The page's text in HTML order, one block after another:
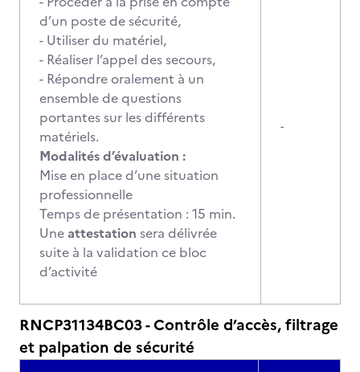
d’un poste de sécurité,
- Utiliser du matériel,
- Réaliser l’appel des secours,
- Répondre oralement à un
ensemble de questions
portantes sur les différents
matériels.
Modalités d’évaluation :
Mise en place d’une situation
professionnelle
Temps de présentation : 15 min.
Une attestation sera délivrée
suite à la validation ce bloc
d’activité
-
RNCP31134BC03 - Contrôle d’accès, filtrage
et palpation de sécurité